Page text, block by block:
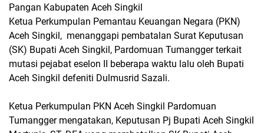
Pangan Kabupaten Aceh Singkil
Ketua Perkumpulan Pemantau Keuangan Negara (PKN)
Aceh Singkil, menanggapi pembatalan Surat Keputusan
(SK) Bupati Aceh Singkil, Pardomuan Tumangger terkait
mutasi pejabat eselon II beberapa waktu lalu oleh Bupati
Aceh Singkil defeniti Dulmusrid Sazali.
Ketua Perkumpulan PKN Aceh Singkil Pardomuan
Tumangger mengatakan, Keputusan Pj Bupati Aceh Singkil